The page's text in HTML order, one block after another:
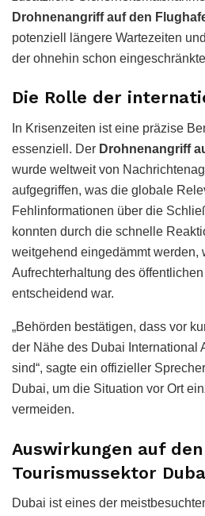
Drohnenangriff auf den
potenziell längere Wartezeiten
der ohnehin schon
Die Rolle der
In Krisenzeiten ist eine präzise
essenziell. Der Drohnenangriff
wurde weltweit von
aufgegriffen, was die globale
Fehlinformationen über die
konnten durch die schnelle
weitgehend eingedämmt werden,
Aufrechterhaltung des
entscheidend war.
„Behörden bestätigen, dass vor
der Nähe des Dubai International
sind“, sagte ein offizieller
Dubai, um die Situation vor Ort
vermeiden.
Auswirkungen auf den
Tourismussektor
Dubai ist eines der